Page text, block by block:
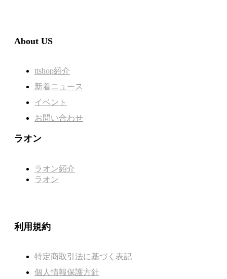
About US
ttshop紹介
新着ニュース
イベント
お問い合わせ
ラオン
ラオン紹介
ラオン
利用規約
特定商取引法に基づく表記
個人情報保護方針